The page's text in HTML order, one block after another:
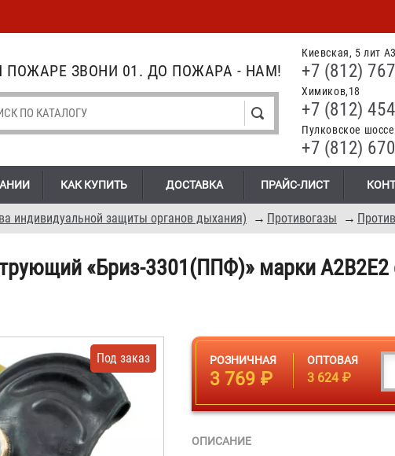
Киевская, 5 лит А3
+7 (812)
Химиков,18
+7 (812)
Пулковское
+7 (812)
ПОЖАРЕ ЗВОНИ 01. ДО ПОЖАРА - НАМ!
КАК КУПИТЬ ДОСТАВКА ПРАЙС-ЛИСТ
индивидуальной защиты органов дыхания) → Противогазы →
«Бриз-3301(ППФ)» марки A2B2E2
Под заказ РОЗНИЧНАЯ
3 769 ₽
ОПТОВАЯ
3 624 ₽
ОПИСАНИЕ